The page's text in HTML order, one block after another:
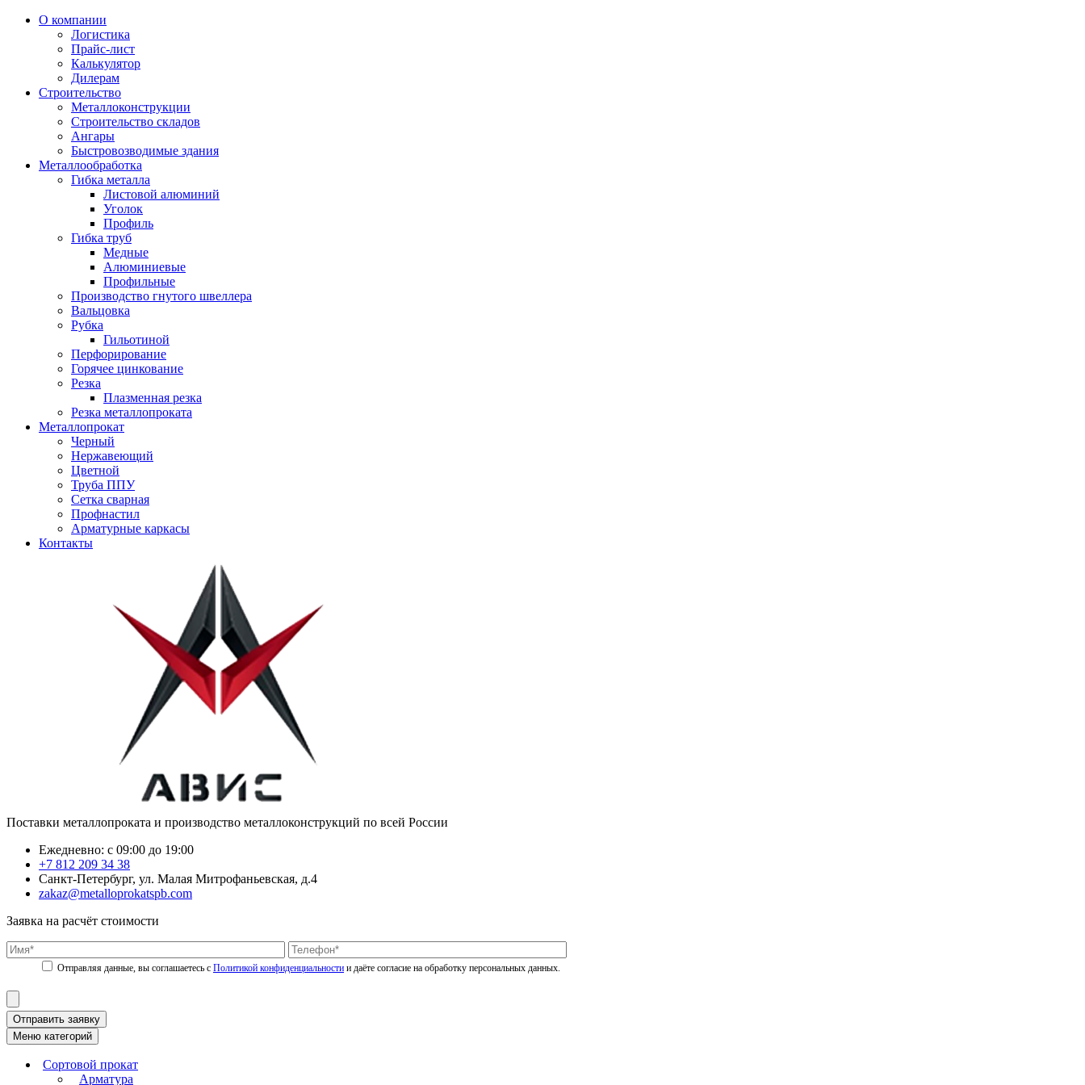
О компании
Логистика
Прайс-лист
Калькулятор
Дилерам
Строительство
Металлоконструкции
Строительство складов
Ангары
Быстровозводимые здания
Металлообработка
Гибка металла
Листовой алюминий
Уголок
Профиль
Гибка труб
Медные
Алюминиевые
Профильные
Производство гнутого швеллера
Вальцовка
Рубка
Гильотиной
Перфорирование
Горячее цинкование
Резка
Плазменная резка
Резка металлопроката
Металлопрокат
Черный
Нержавеющий
Цветной
Труба ППУ
Сетка сварная
Профнастил
Арматурные каркасы
Контакты
Поставки металлопроката и производство металлоконструкций по всей России
Ежедневно: с 09:00 до 19:00
+7 812 209 34 38
Санкт-Петербург, ул. Малая Митрофаньевская, д.4
zakaz@metalloprokatspb.com
Заявка на расчёт стоимости
Политикой конфиденциальности
Отправить заявку
Меню категорий
Сортовой прокат
Арматура